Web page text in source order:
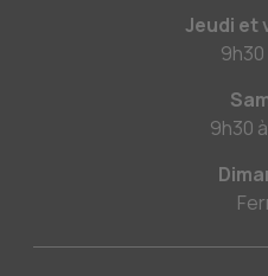
Jeudi et
9h30
9h30 à